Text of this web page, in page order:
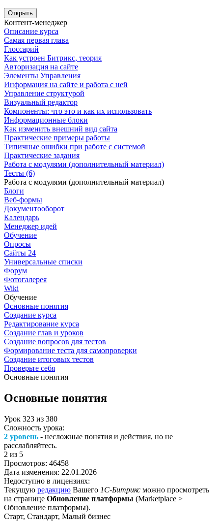
Открыть
Контент-менеджер
Описание курса
Самая первая глава
Глоссарий
Как устроен Битрикс, теория
Авторизация на сайте
Элементы Управления
Информация на сайте и работа с ней
Управление структурой
Визуальный редактор
Компоненты: что это и как их использовать
Информационные блоки
Как изменить внешний вид сайта
Практические примеры работы
Типичные ошибки при работе с системой
Практические задания
Работа с модулями (дополнительный материал)
Тесты (6)
Работа с модулями (дополнительный материал)
Блоги
Веб-формы
Документооборот
Календарь
Менеджер идей
Обучение
Опросы
Сайты 24
Универсальные списки
Форум
Фотогалерея
Wiki
Обучение
Основные понятия
Создание курса
Редактирование курса
Создание глав и уроков
Создание вопросов для тестов
Формирование теста для самопроверки
Создание итоговых тестов
Проверьте себя
Основные понятия
Основные понятия
Урок 323 из 380
Сложность урока:
2 уровень - несложные понятия и действия, но не
расслабляйтесь.
2 из 5
Просмотров: 46458
Дата изменения: 22.01.2026
Недоступно в лицензиях:
Текущую редакцию Вашего 1С-Битрикс можно просмотреть
на странице Обновление платформы (Marketplace >
Обновление платформы).
Старт, Стандарт, Малый бизнес